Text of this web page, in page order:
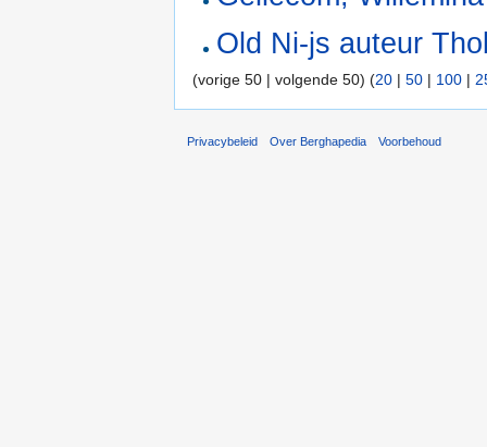
Old Ni-js auteur
(vorige 50 | volgende 50) (20 | 50 | 100 |
Privacybeleid Over Berghapedia Voorbehoud